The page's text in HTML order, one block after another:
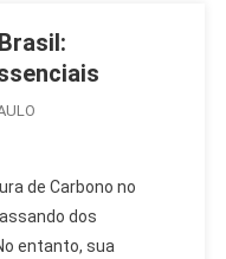
de Carbono no
dos
entanto, sua